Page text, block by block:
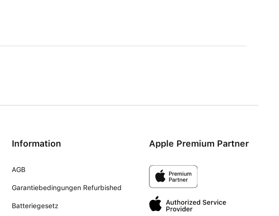
Information
AGB
Garantiebedingungen Refurbished
Batteriegesetz
Apple Premium Partner